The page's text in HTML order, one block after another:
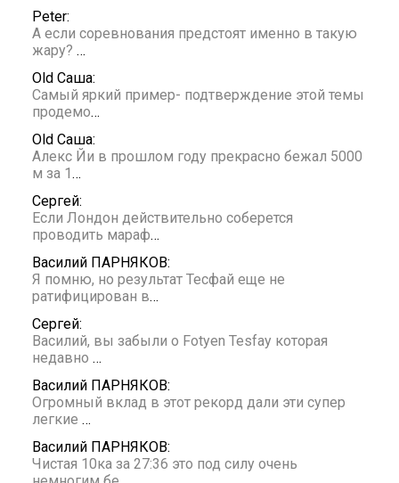
Peter:
А если соревнования предстоят именно в такую
жару? …
Old Саша:
Самый яркий пример- подтверждение этой темы
продемо…
Old Саша:
Алекс Йи в прошлом году прекрасно бежал 5000
м за 1…
Сергей:
Если Лондон действительно соберется
проводить мараф…
Василий ПАРНЯКОВ:
Я помню, но результат Тесфай еще не
ратифицирован в…
Сергей:
Василий, вы забыли о Fotyen Tesfay которая
недавно …
Василий ПАРНЯКОВ:
Огромный вклад в этот рекорд дали эти супер
легкие …
Василий ПАРНЯКОВ:
Чистая 10ка за 27:36 это под силу очень